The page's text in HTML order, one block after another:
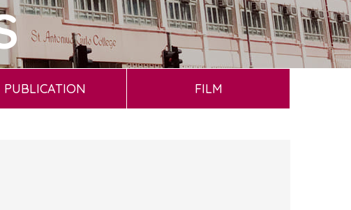
PUBLICATION FILM